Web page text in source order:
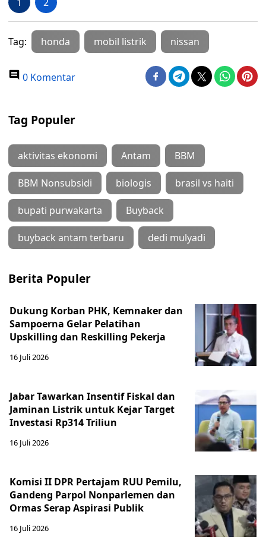
Tag: honda mobil listrik nissan
0 Komentar
Tag Populer
aktivitas ekonomi Antam BBM
BBM Nonsubsidi biologis brasil vs haiti
bupati purwakarta Buyback
buyback antam terbaru dedi mulyadi
Berita Populer
Dukung Korban PHK, Kemnaker dan
Sampoerna Gelar Pelatihan
Upskilling dan Reskilling Pekerja
16 Juli 2026
Jabar Tawarkan Insentif Fiskal dan
Jaminan Listrik untuk Kejar Target
Investasi Rp314 Triliun
16 Juli 2026
Komisi II DPR Pertajam RUU Pemilu,
Gandeng Parpol Nonparlemen dan
Ormas Serap Aspirasi Publik
16 Juli 2026